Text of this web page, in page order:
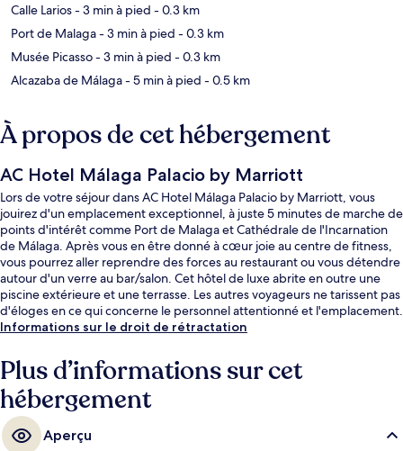
Calle Larios- 3 min à pied - 0.3 km
Port de Malaga- 3 min à pied - 0.3 km
Musée Picasso- 3 min à pied - 0.3 km
Alcazaba de Málaga- 5 min à pied - 0.5 km
À propos de cet hébergement
AC Hotel Málaga Palacio by Marriott
Lors de votre séjour dans AC Hotel Málaga Palacio by Marriott, vous
jouirez d'un emplacement exceptionnel, à juste 5 minutes de marche de
points d'intérêt comme Port de Malaga et Cathédrale de l'Incarnation
de Málaga. Après vous en être donné à cœur joie au centre de fitness,
vous pourrez aller reprendre des forces au restaurant ou vous détendre
autour d'un verre au bar/salon. Cet hôtel de luxe abrite en outre une
piscine extérieure et une terrasse. Les autres voyageurs ne tarissent pas
d'éloges en ce qui concerne le personnel attentionné et l'emplacement.
Les transports publics se situent à une courte distance à pied : Station
min.
Informations sur le droit de rétractation
Plus d’informations sur cet
hébergement
Aperçu